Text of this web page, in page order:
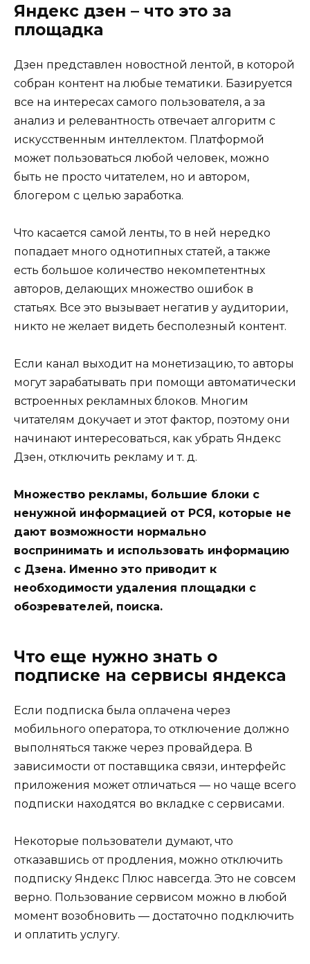
Яндекс дзен – что это за
площадка
Дзен представлен новостной лентой, в которой
собран контент на любые тематики. Базируется
все на интересах самого пользователя, а за
анализ и релевантность отвечает алгоритм с
искусственным интеллектом. Платформой
может пользоваться любой человек, можно
быть не просто читателем, но и автором,
блогером с целью заработка.
Что касается самой ленты, то в ней нередко
попадает много однотипных статей, а также
есть большое количество некомпетентных
авторов, делающих множество ошибок в
статьях. Все это вызывает негатив у аудитории,
никто не желает видеть бесполезный контент.
Если канал выходит на монетизацию, то авторы
могут зарабатывать при помощи автоматически
встроенных рекламных блоков. Многим
читателям докучает и этот фактор, поэтому они
начинают интересоваться, как убрать Яндекс
Дзен, отключить рекламу и т. д.
Множество рекламы, большие блоки с
ненужной информацией от РСЯ, которые не
дают возможности нормально
воспринимать и использовать информацию
с Дзена. Именно это приводит к
необходимости удаления площадки с
обозревателей, поиска.
Что еще нужно знать о
подписке на сервисы яндекса
Если подписка была оплачена через
мобильного оператора, то отключение должно
выполняться также через провайдера. В
зависимости от поставщика связи, интерфейс
приложения может отличаться — но чаще всего
подписки находятся во вкладке с сервисами.
Некоторые пользователи думают, что
отказавшись от продления, можно отключить
подписку Яндекс Плюс навсегда. Это не совсем
верно. Пользование сервисом можно в любой
момент возобновить — достаточно подключить
и оплатить услугу.